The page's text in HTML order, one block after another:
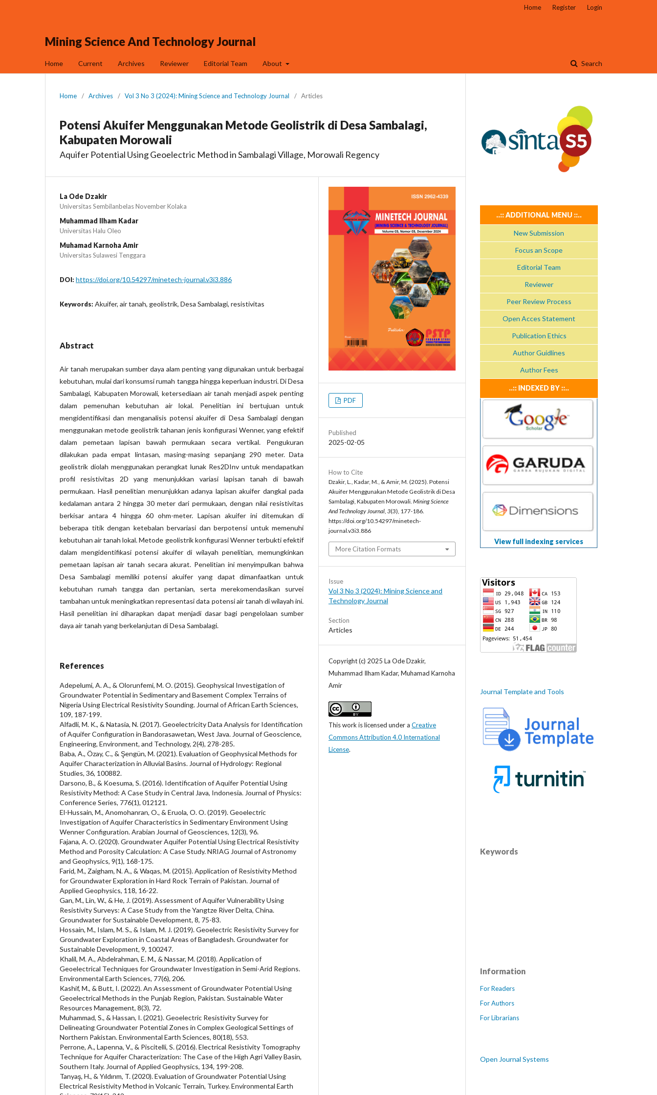
Mining Science And Technology Journal
Home Current Archives Reviewer Editorial Team About Search
Home Register Login
Home / Archives / Vol 3 No 3 (2024): Mining Science and Technology Journal / Articles
Potensi Akuifer Menggunakan Metode Geolistrik di Desa Sambalagi,
Kabupaten Morowali
Aquifer Potential Using Geoelectric Method in Sambalagi Village, Morowali Regency
La Ode Dzakir
Universitas Sembilanbelas November Kolaka
Muhammad Ilham Kadar
Universitas Halu Oleo
Muhamad Karnoha Amir
Universitas Sulawesi Tenggara
DOI: https://doi.org/10.54297/minetech-journal.v3i3.886
Keywords: Akuifer, air tanah, geolistrik, Desa Sambalagi, resistivitas
Abstract
Air tanah merupakan sumber daya alam penting yang digunakan untuk berbagai
kebutuhan, mulai dari konsumsi rumah tangga hingga keperluan industri. Di Desa
Sambalagi, Kabupaten Morowali, ketersediaan air tanah menjadi aspek penting
dalam pemenuhan kebutuhan air lokal. Penelitian ini bertujuan untuk
mengidentifikasi dan menganalisis potensi akuifer di Desa Sambalagi dengan
menggunakan metode geolistrik tahanan jenis konfigurasi Wenner, yang efektif
dalam pemetaan lapisan bawah permukaan secara vertikal. Pengukuran
dilakukan pada empat lintasan, masing-masing sepanjang 290 meter. Data
geolistrik diolah menggunakan perangkat lunak Res2DInv untuk mendapatkan
profil resistivitas 2D yang menunjukkan variasi lapisan tanah di bawah
permukaan. Hasil penelitian menunjukkan adanya lapisan akuifer dangkal pada
kedalaman antara 2 hingga 30 meter dari permukaan, dengan nilai resistivitas
berkisar antara 4 hingga 60 ohm-meter. Lapisan akuifer ini ditemukan di
beberapa titik dengan ketebalan bervariasi dan berpotensi untuk memenuhi
kebutuhan air tanah lokal. Metode geolistrik konfigurasi Wenner terbukti efektif
dalam mengidentifikasi potensi akuifer di wilayah penelitian, memungkinkan
pemetaan lapisan air tanah secara akurat. Penelitian ini menyimpulkan bahwa
Desa Sambalagi memiliki potensi akuifer yang dapat dimanfaatkan untuk
kebutuhan rumah tangga dan pertanian, serta merekomendasikan survei
tambahan untuk meningkatkan representasi data potensi air tanah di wilayah ini.
Hasil penelitian ini diharapkan dapat menjadi dasar bagi pengelolaan sumber
daya air tanah yang berkelanjutan di Desa Sambalagi.
References
Adepelumi, A. A., & Olorunfemi, M. O. (2015). Geophysical Investigation of
Groundwater Potential in Sedimentary and Basement Complex Terrains of
Nigeria Using Electrical Resistivity Sounding. Journal of African Earth Sciences,
109, 187-199.
Alfadli, M. K., & Natasia, N. (2017). Geoelectricity Data Analysis for Identification
of Aquifer Configuration in Bandorasawetan, West Java. Journal of Geoscience,
Engineering, Environment, and Technology, 2(4), 278-285.
Baba, A., Özay, C., & Şengün, M. (2021). Evaluation of Geophysical Methods for
Aquifer Characterization in Alluvial Basins. Journal of Hydrology: Regional
Studies, 36, 100882.
Darsono, B., & Koesuma, S. (2016). Identification of Aquifer Potential Using
Resistivity Method: A Case Study in Central Java, Indonesia. Journal of Physics:
Conference Series, 776(1), 012121.
El-Hussain, M., Anomohanran, O., & Eruola, O. O. (2019). Geoelectric
Investigation of Aquifer Characteristics in Sedimentary Environment Using
Wenner Configuration. Arabian Journal of Geosciences, 12(3), 96.
Fajana, A. O. (2020). Groundwater Aquifer Potential Using Electrical Resistivity
Method and Porosity Calculation: A Case Study. NRIAG Journal of Astronomy
and Geophysics, 9(1), 168-175.
Farid, M., Zaigham, N. A., & Waqas, M. (2015). Application of Resistivity Method
for Groundwater Exploration in Hard Rock Terrain of Pakistan. Journal of
Applied Geophysics, 118, 16-22.
Gan, M., Lin, W., & He, J. (2019). Assessment of Aquifer Vulnerability Using
Resistivity Surveys: A Case Study from the Yangtze River Delta, China.
Groundwater for Sustainable Development, 8, 75-83.
Hossain, M., Islam, M. S., & Islam, M. J. (2019). Geoelectric Resistivity Survey for
Groundwater Exploration in Coastal Areas of Bangladesh. Groundwater for
Sustainable Development, 9, 100247.
Khalil, M. A., Abdelrahman, E. M., & Nassar, M. (2018). Application of
Geoelectrical Techniques for Groundwater Investigation in Semi-Arid Regions.
Environmental Earth Sciences, 77(6), 206.
Kashif, M., & Butt, I. (2022). An Assessment of Groundwater Potential Using
Geoelectrical Methods in the Punjab Region, Pakistan. Sustainable Water
Resources Management, 8(3), 72.
Muhammad, S., & Hassan, I. (2021). Geoelectric Resistivity Survey for
Delineating Groundwater Potential Zones in Complex Geological Settings of
Northern Pakistan. Environmental Earth Sciences, 80(18), 553.
Perrone, A., Lapenna, V., & Piscitelli, S. (2016). Electrical Resistivity Tomography
Technique for Aquifer Characterization: The Case of the High Agri Valley Basin,
Southern Italy. Journal of Applied Geophysics, 134, 199-208.
Tanyaş, H., & Yıldırım, T. (2020). Evaluation of Groundwater Potential Using
Electrical Resistivity Method in Volcanic Terrain, Turkey. Environmental Earth
PDF
Published
2025-02-05
How to Cite
Dzakir, L., Kadar, M., & Amir, M. (2025). Potensi
Akuifer Menggunakan Metode Geolistrik di Desa
Sambalagi, Kabupaten Morowali. Mining Science
And Technology Journal 3(3), 177-186.
https://doi.org/10.54297/minetech-
journal.v3i3.886
More Citation Formats
Issue
Vol 3 No 3 (2024): Mining Science and
Technology Journal
Section
Articles
Copyright (c) 2025 La Ode Dzakir,
Muhammad Ilham Kadar, Muhamad Karnoha
Amir
This work is licensed under a Creative
Commons Attribution 4.0 International
License.
..:: ADDITIONAL MENU ::..
New Submission
Focus an Scope
Editorial Team
Reviewer
Peer Review Process
Open Acces Statement
Publication Ethics
Author Guidlines
Author Fees
..:: INDEXED BY ::..
View full indexing services
Journal Template and Tools
Keywords
Information
For Readers
For Authors
For Librarians
Open Journal Systems